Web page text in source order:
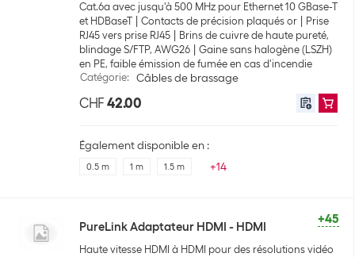
Cat.6a avec jusqu'à 500 MHz pour Ethernet 10 GBase-T
et HDBaseT
Contacts de précision plaqués or
Prise
RJ45 vers prise RJ45
Brins de cuivre de haute pureté,
blindage S/FTP, AWG26
Gaine sans halogène (LSZH)
en PE, faible émission de fumée en cas d'incendie
Catégorie: Câbles de brassage
CHF 42.00
Également disponible en :
0.5 m 1 m 1.5 m +14
+45
PureLink Adaptateur HDMI - HDMI
Haute vitesse HDMI à HDMI pour des résolutions vidéo